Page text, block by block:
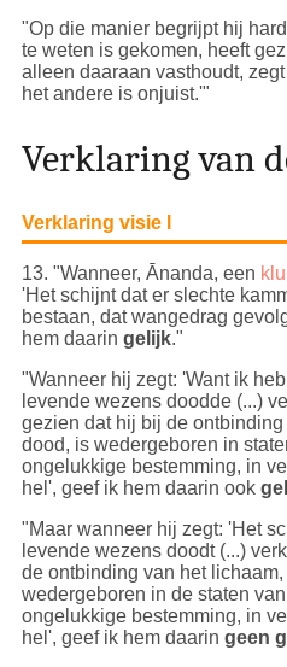
"Op die manier begrijpt hij
te weten is gekomen, heeft
alleen daaraan vasthoudt,
het andere is onjuist.'"
Verklaring van
Verklaring visie I
13. "Wanneer, Ānanda, een
'Het schijnt dat er slechte
bestaan, dat wangedrag
hem daarin gelijk."
"Wanneer hij zegt: 'Want ik
levende wezens doodde (...)
gezien dat hij bij de
dood, is wedergeboren in
ongelukkige bestemming, in
hel', geef ik hem daarin ook
"Maar wanneer hij zegt: 'Het
levende wezens doodt (...)
de ontbinding van het
wedergeboren in de staten
ongelukkige bestemming, in
hel', geef ik hem daarin geen